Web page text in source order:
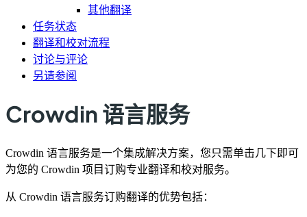
其他翻译
任务状态
翻译和校对流程
讨论与评论
另请参阅
Crowdin 语言服务
Crowdin 语言服务是一个集成解决方案，您只需单击几下即可
为您的 Crowdin 项目订购专业翻译和校对服务。
从 Crowdin 语言服务订购翻译的优势包括：